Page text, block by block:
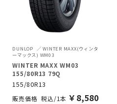
DUNLOP
WINTER MAXX(ウィンタ
ーマックス) WM03
WINTER MAXX WM03
155/80R13 79Q
155/80R13
税込/1本 ￥ 8,580